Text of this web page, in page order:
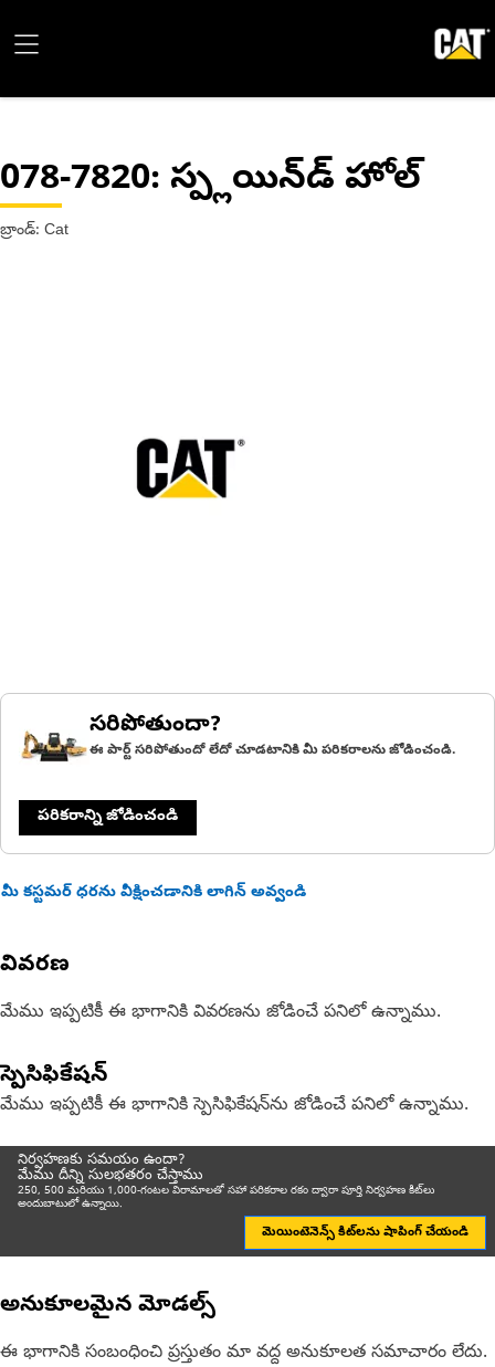
078-7820: స్ప్లయిన్‌డ్ హోల్
బ్రాండ్: Cat
సరిపోతుందా?
ఈ పార్ట్ సరిపోతుందో లేదో చూడటానికి మీ పరికరాలను జోడించండి.
పరికరాన్ని జోడించండి
మీ కస్టమర్ ధరను వీక్షించడానికి లాగిన్ అవ్వండి
వివరణ
మేము ఇప్పటికీ ఈ భాగానికి వివరణను జోడించే పనిలో ఉన్నాము.
స్పెసిఫికేషన్
మేము ఇప్పటికీ ఈ భాగానికి స్పెసిఫికేషన్‌ను జోడించే పనిలో ఉన్నాము.
నిర్వహణకు సమయం ఉందా?
మేము దీన్ని సులభతరం చేస్తాము
250, 500 మరియు 1,000-గంటల విరామాలతో సహా పరికరాల రకం ద్వారా పూర్తి నిర్వహణ కిట్‌లు
అందుబాటులో ఉన్నాయి.
మెయింటెనెన్స్ కిట్‌లను షాపింగ్ చేయండి
అనుకూలమైన మోడల్స్
ఈ భాగానికి సంబంధించి ప్రస్తుతం మా వద్ద అనుకూలత సమాచారం లేదు.